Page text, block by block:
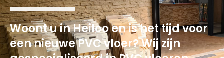
Woont u in Heiloo en is het tijd voor
een nieuwe PVC vloer? Wij zijn